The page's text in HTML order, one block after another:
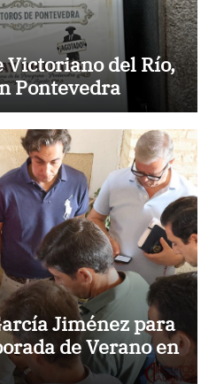
Victoriano del Río,
Pontevedra
Jiménez para
de Verano en